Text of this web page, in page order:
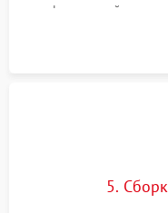
инфракрасной
BIOS или
5.